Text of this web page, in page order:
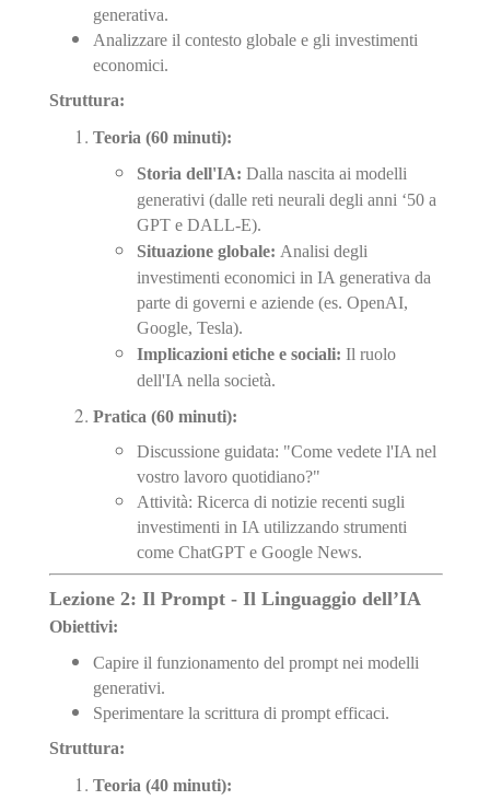
generativa.
Analizzare il contesto globale e gli investimenti
economici.
Struttura:
Teoria (60 minuti):
Storia dell'IA: Dalla nascita ai modelli
generativi (dalle reti neurali degli anni ‘50 a
GPT e DALL-E).
Situazione globale: Analisi degli
investimenti economici in IA generativa da
parte di governi e aziende (es. OpenAI,
Google, Tesla).
Implicazioni etiche e sociali: Il ruolo
dell'IA nella società.
Pratica (60 minuti):
Discussione guidata: "Come vedete l'IA nel
vostro lavoro quotidiano?"
Attività: Ricerca di notizie recenti sugli
investimenti in IA utilizzando strumenti
come ChatGPT e Google News.
Lezione 2: Il Prompt - Il Linguaggio dell’IA
Obiettivi:
Capire il funzionamento del prompt nei modelli
generativi.
Sperimentare la scrittura di prompt efficaci.
Struttura:
Teoria (40 minuti):